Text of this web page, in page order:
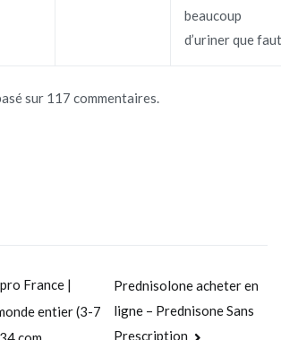
beaucoup
d’uriner que
sur 117 commentaires.
France |
entier (3-7
Prednisolone acheter en
ligne – Prednisone Sans
Prescription